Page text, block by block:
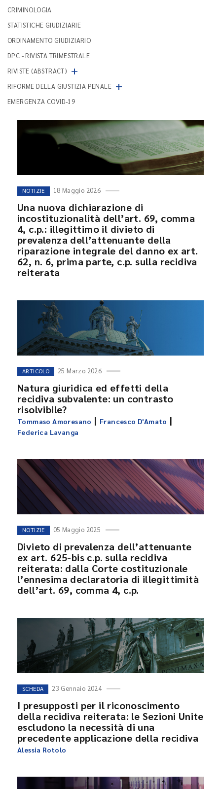
CRIMINOLOGIA
STATISTICHE GIUDIZIARIE
ORDINAMENTO GIUDIZIARIO
DPC - RIVISTA TRIMESTRALE
RIVISTE (ABSTRACT) +
RIFORME DELLA GIUSTIZIA PENALE +
EMERGENZA COVID-19
NOTIZIE 18 Maggio 2026
Una nuova dichiarazione di
incostituzionalità dell’art. 69, comma
4, c.p.: illegittimo il divieto di
prevalenza dell’attenuante della
riparazione integrale del danno ex art.
62, n. 6, prima parte, c.p. sulla recidiva
reiterata
ARTICOLO 25 Marzo 2026
Natura giuridica ed effetti della
recidiva subvalente: un contrasto
risolvibile?
Tommaso Amoresano | Francesco D'Amato |
Federica Lavanga
NOTIZIE 05 Maggio 2025
Divieto di prevalenza dell’attenuante
ex art. 625-bis c.p. sulla recidiva
reiterata: dalla Corte costituzionale
l’ennesima declaratoria di illegittimità
dell’art. 69, comma 4, c.p.
SCHEDA 23 Gennaio 2024
I presupposti per il riconoscimento
della recidiva reiterata: le Sezioni Unite
escludono la necessità di una
precedente applicazione della recidiva
Alessia Rotolo